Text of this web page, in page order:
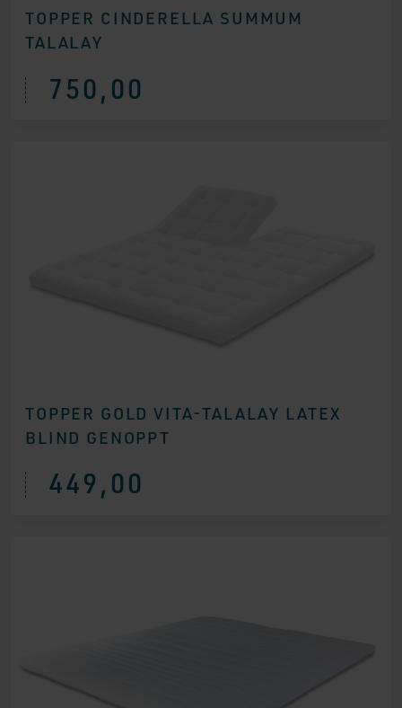
TOPPER CINDERELLA SUMMUM
TALALAY
750,00
TOPPER GOLD VITA-TALALAY LATEX
BLIND GENOPPT
449,00